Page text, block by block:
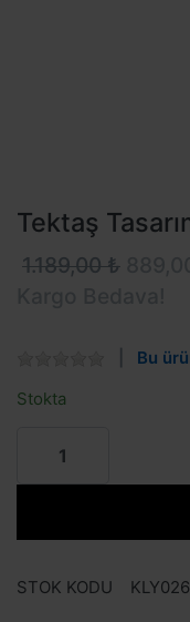
Tektaş
1.189,00 ₺
Bu
Stokta
STOK KODU